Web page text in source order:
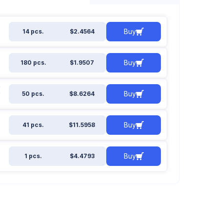
14 pcs. $2.4564 Buy
180 pcs. $1.9507 Buy
50 pcs. $8.6264 Buy
41 pcs. $11.5958 Buy
1 pcs. $4.4793 Buy